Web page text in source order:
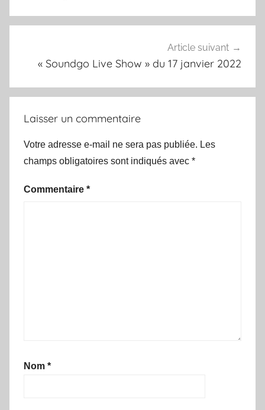
Article suivant
« Soundgo Live Show » du 17 janvier 2022
Laisser un commentaire
Votre adresse e-mail ne sera pas publiée. Les
champs obligatoires sont indiqués avec *
Commentaire *
Nom *